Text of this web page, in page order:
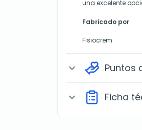
una excelente
Fabricado por
Fisiocrem
expand_more Puntos
expand_more Ficha